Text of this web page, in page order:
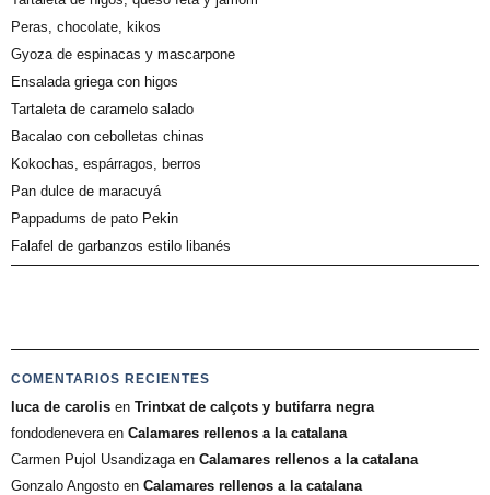
Peras, chocolate, kikos
Gyoza de espinacas y mascarpone
Ensalada griega con higos
Tartaleta de caramelo salado
Bacalao con cebolletas chinas
Kokochas, espárragos, berros
Pan dulce de maracuyá
Pappadums de pato Pekin
Falafel de garbanzos estilo libanés
COMENTARIOS RECIENTES
luca de carolis en Trintxat de calçots y butifarra negra
fondodeneveraen Calamares rellenos a la catalana
Carmen Pujol Usandizagaen Calamares rellenos a la catalana
Gonzalo Angosto en Calamares rellenos a la catalana